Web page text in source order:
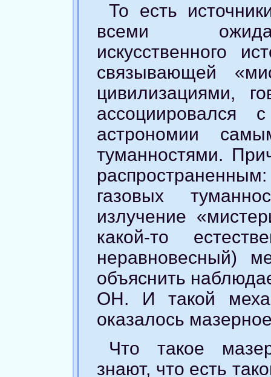
То есть
всеми
искусственного
связывающей
цивилизациями,
астрономии
туманностями.
газовых
излучение
какой-то
неравновесный)
объяснить
ОН. И такой
оказалось
Что такое
знают, что есть